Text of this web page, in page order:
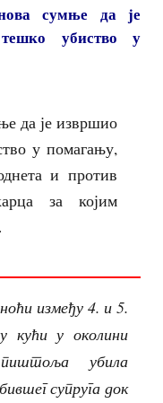
сумње да је
убиство у
да је извршио
у помагању,
и против
за којим
између 4. и 5.
кући у околини
убила
супруга док